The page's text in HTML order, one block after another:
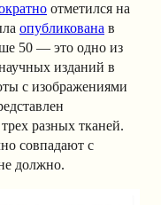
отметился на
опубликована в
50 — это одно из
изданий в
с изображениями
разных тканей.
совпадают с
должно.